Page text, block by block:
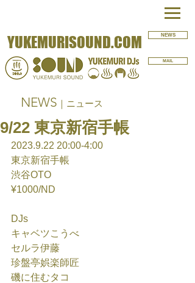
YUKEMURISOUND.COM NEWS
MAIL
NEWS ｜ニュース
9/22 東京新宿手帳
2023.9.22 20:00-4:00
東京新宿手帳
渋谷OTO
¥1000/ND
DJs
キャベツこうべ
セルラ伊藤
珍盤亭娯楽師匠
磯に住むタコ